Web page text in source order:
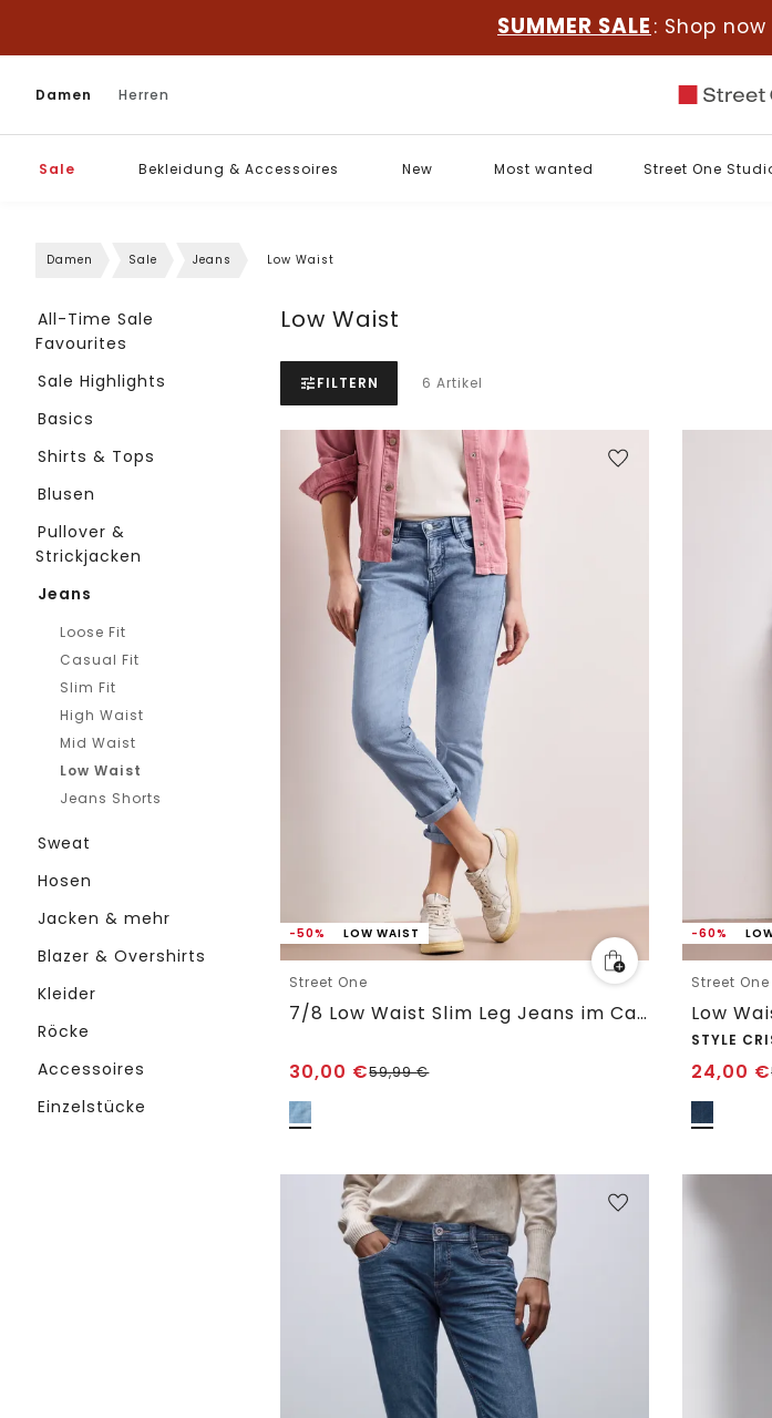
SUMMER SALE : Shop
Damen Herren
Sale Bekleidung & Accessoires New Most wanted Street One
Damen Sale Jeans Low Waist
All-Time Sale
Favourites
Sale Highlights
Basics
Shirts & Tops
Blusen
Pullover &
Strickjacken
Jeans
Loose Fit
Casual Fit
Slim Fit
High Waist
Mid Waist
Low Waist
Jeans Shorts
Sweat
Hosen
Jacken & mehr
Blazer & Overshirts
Kleider
Röcke
Accessoires
Einzelstücke
Low Waist
FILTERN 6 Artikel
-50% LOW WAIST
Street One
7/8 Low Waist Slim Leg Jeans im Casual Fit
30,00 €59,99€
-60%
Street One
STYLE
24,00 €